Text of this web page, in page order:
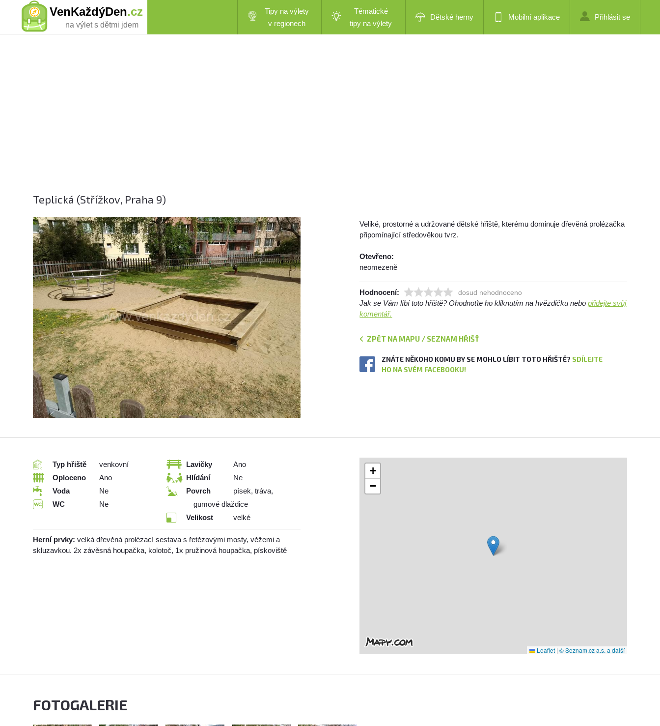
VenKaždýDen.cz
na výlet s dětmi jdem
Tipy na výlety
v regionech
Tématické
tipy na výlety
Dětské herny Mobilní aplikace Přihlásit se
Teplická (Střížkov, Praha 9)
Veliké, prostorné a udržované dětské hřiště, kterému dominuje dřevěná prolézačka
připomínající středověkou tvrz.
Otevřeno:
neomezeně
Hodnocení: dosud nehodnoceno
Jak se Vám líbí toto hřiště? Ohodnoťte ho kliknutím na hvězdičku nebopřidejte svůj
komentář.
ZPĚT NA MAPU / SEZNAM HŘIŠŤ
ZNÁTE NĚKOHO KOMU BY SE MOHLO LÍBIT TOTO HŘIŠTĚ? SDÍLEJTE
HO NA SVÉM FACEBOOKU!
Typ hřiště
venkovní
Oploceno
Ano
Voda
Ne
WC
Ne
Lavičky
Ano
Hlídání
Ne
Povrch
písek, tráva,
gumové dlaždice
Velikost
velké
Herní prvky: velká dřevěná prolézací sestava s řetězovými mosty, věžemi a
skluzavkou. 2x závěsná houpačka, kolotoč, 1x pružinová houpačka, pískoviště
+
−
Leaflet | © Seznam.cz a.s. a další
FOTOGALERIE